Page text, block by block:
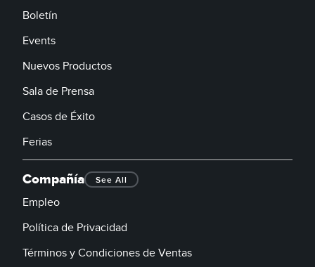
Boletín
Events
Nuevos Productos
Sala de Prensa
Casos de Éxito
Ferias
Compañía See All
Empleo
Política de Privacidad
Términos y Condiciones de Ventas